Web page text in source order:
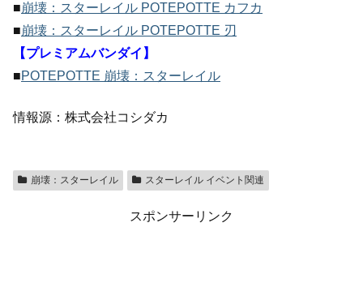
■崩壊：スターレイル POTEPOTTE カフカ
■崩壊：スターレイル POTEPOTTE 刃
【プレミアムバンダイ】
■POTEPOTTE 崩壊：スターレイル
情報源：株式会社コシダカ
崩壊：スターレイル スターレイル イベント関連
スポンサーリンク